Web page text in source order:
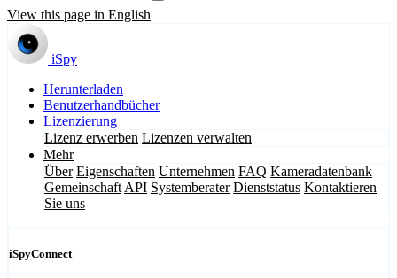
View this page in English
iSpy
Herunterladen
Benutzerhandbücher
Lizenzierung
Lizenz erwerben Lizenzen verwalten
Mehr
Über Eigenschaften Unternehmen FAQ Kameradatenbank
Gemeinschaft API Systemberater Dienststatus Kontaktieren
Sie uns
iSpyConnect